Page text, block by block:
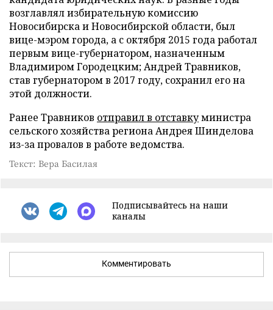
возглавлял избирательную комиссию
Новосибирска и Новосибирской области, был
вице-мэром города, а с октября 2015 года работал
первым вице-губернатором, назначенным
Владимиром Городецким; Андрей Травников,
став губернатором в 2017 году, сохранил его на
этой должности.
Ранее Травников отправил в отставкуминистра
сельского хозяйства региона Андрея Шинделова
из-за провалов в работе ведомства.
Текст: Вера Басилая
Подписывайтесь на наши
каналы
Комментировать